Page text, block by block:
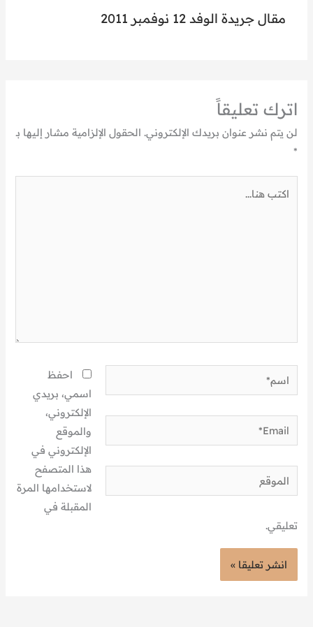
مقال جريدة الوفد 12 نوفمبر 2011
اترك تعليقاً
لن يتم نشر عنوان بريدك الإلكتروني. الحقول الإلزامية مشار إليها بـ
*
اسم*
Email*
الموقع
احفظ
اسمي، بريدي
الإلكتروني،
والموقع
الإلكتروني في
هذا المتصفح
لاستخدامها المرة
المقبلة في
تعليقي.